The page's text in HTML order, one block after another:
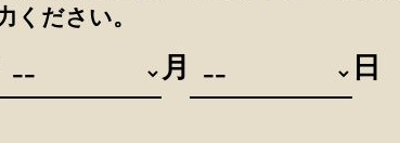
ください。
月 日